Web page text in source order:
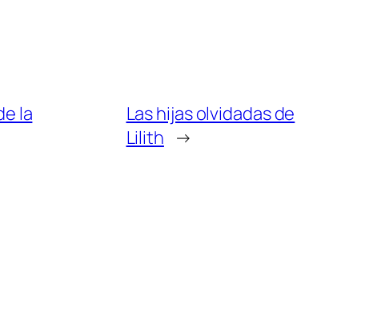
la
Las hijas olvidadas de
Lilith →